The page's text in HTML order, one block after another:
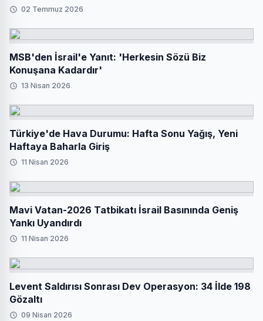
02 Temmuz 2026
MSB'den İsrail'e Yanıt: 'Herkesin Sözü Biz
Konuşana Kadardır'
13 Nisan 2026
Türkiye'de Hava Durumu: Hafta Sonu Yağış, Yeni
Haftaya Baharla Giriş
11 Nisan 2026
Mavi Vatan-2026 Tatbikatı İsrail Basınında Geniş
Yankı Uyandırdı
11 Nisan 2026
Levent Saldırısı Sonrası Dev Operasyon: 34 İlde 198
Gözaltı
09 Nisan 2026